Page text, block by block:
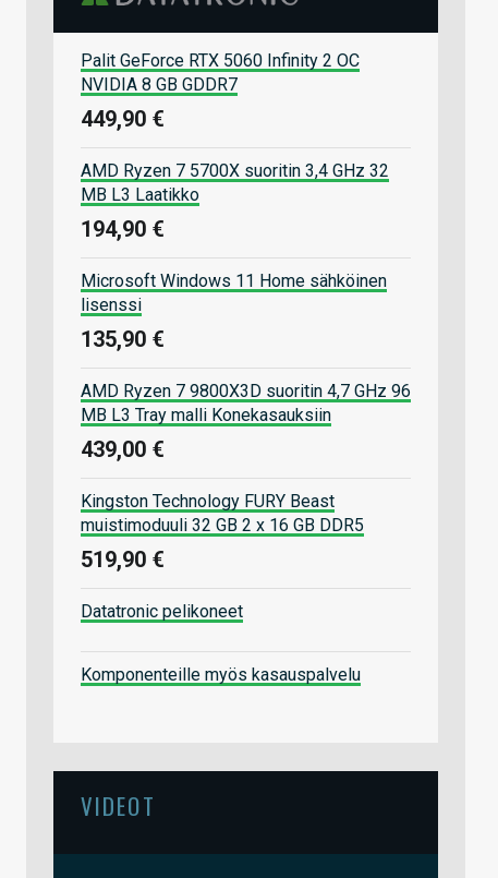
Palit GeForce RTX 5060 Infinity 2 OC
NVIDIA 8 GB GDDR7
449,90 €
AMD Ryzen 7 5700X suoritin 3,4 GHz 32
MB L3 Laatikko
194,90 €
Microsoft Windows 11 Home sähköinen
lisenssi
135,90 €
AMD Ryzen 7 9800X3D suoritin 4,7 GHz 96
MB L3 Tray malli Konekasauksiin
439,00 €
Kingston Technology FURY Beast
muistimoduuli 32 GB 2 x 16 GB DDR5
519,90 €
Datatronic pelikoneet
Komponenteille myös kasauspalvelu
VIDEOT